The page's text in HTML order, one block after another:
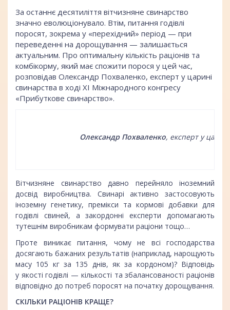
За останнє десятиліття вітчизняне свинарство
значно еволюціонувало. Втім, питання годівлі
поросят, зокрема у «перехідний» період — при
переведенні на дорощування — залишається
актуальним. Про оптимальну кількість раціонів та
комбікорму, який має спожити порося у цей час,
розповідав Олександр Похваленко, експерт у царині
свинарства в ході ХІ Міжнародного конгресу
«Прибуткове свинарство».
Олександр Похваленко, експерт у
Вітчизняне свинарство давно перейняло іноземний
досвід виробництва. Свинарі активно застосовують
іноземну генетику, премікси та кормові добавки для
годівлі свиней, а закордонні експерти допомагають
тутешнім виробникам формувати раціони тощо…
Проте виникає питання, чому не всі господарства
досягають бажаних результатів (наприклад, нарощують
масу 105 кг за 135 днів, як за кордоном)? Відповідь
у якості годівлі — кількості та збалансованості раціонів
відповідно до потреб поросят на початку дорощування.
СКІЛЬКИ РАЦІОНІВ КРАЩЕ?